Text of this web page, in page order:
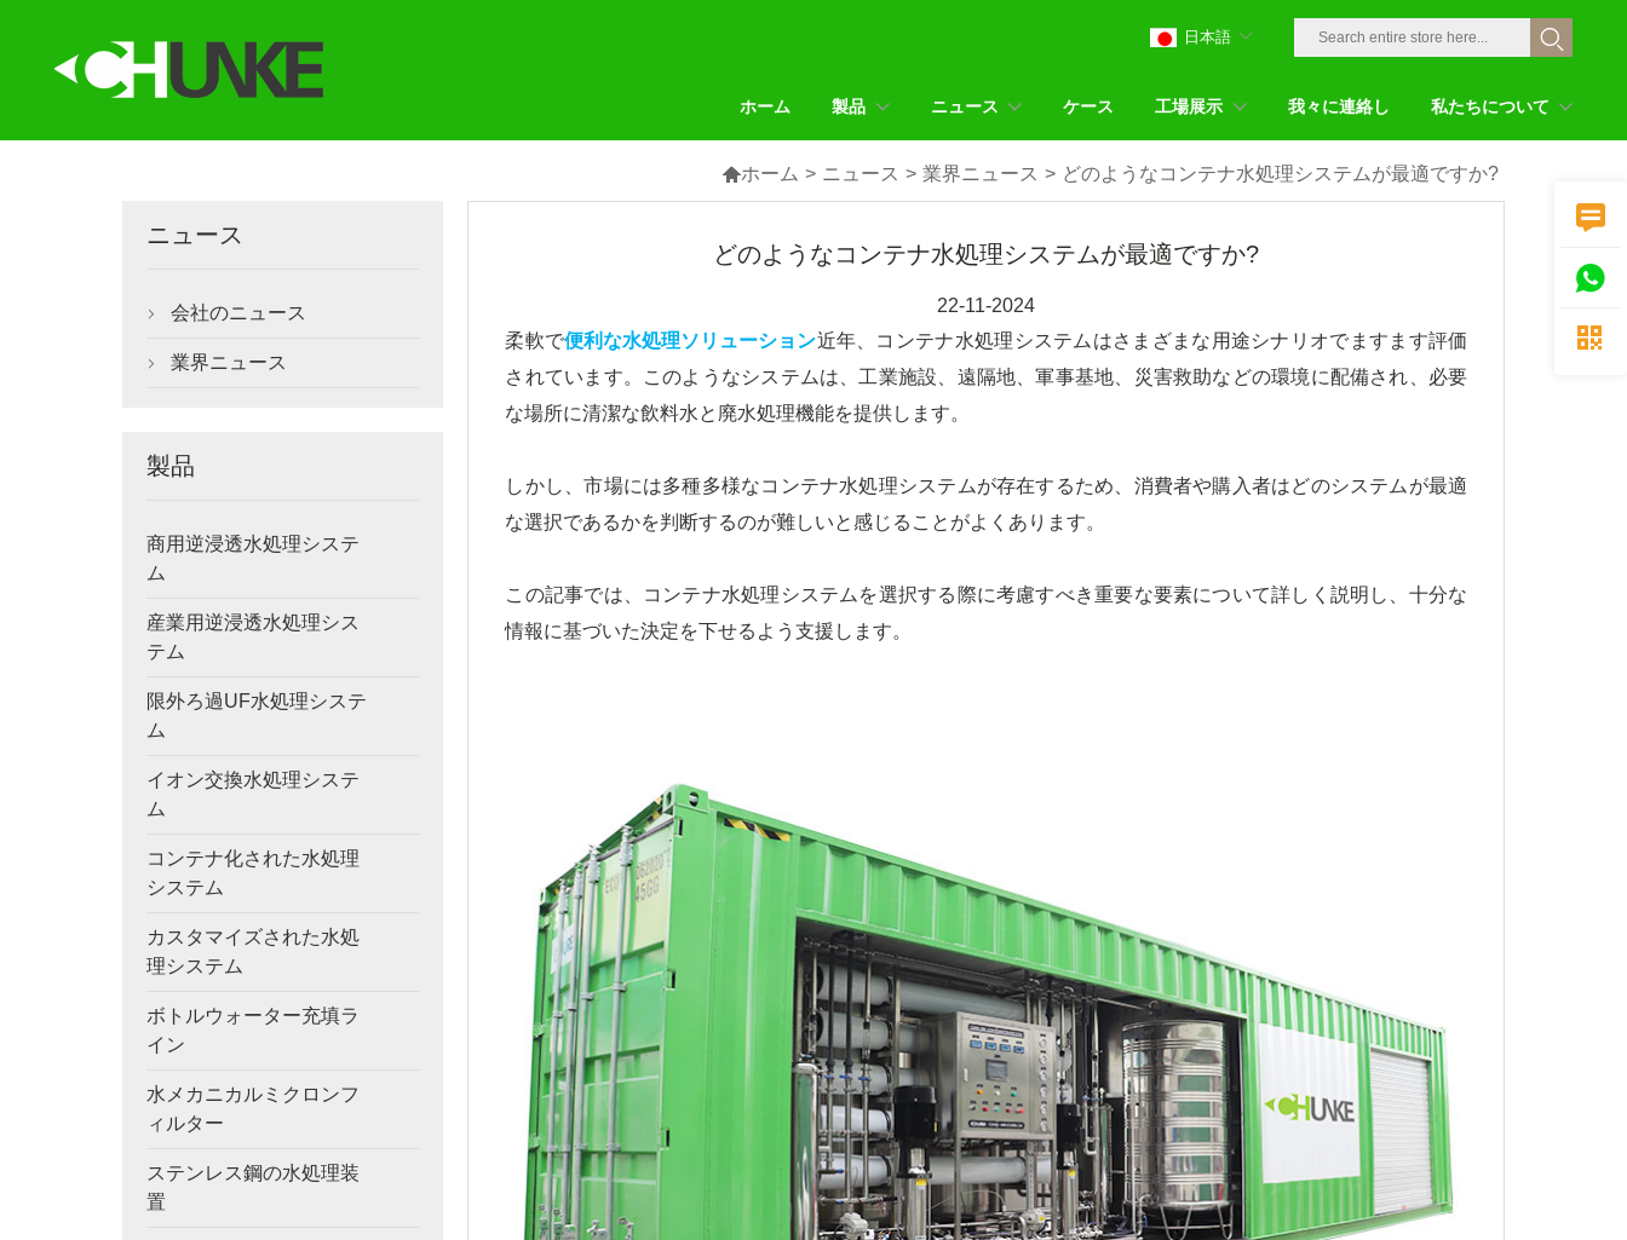
ホーム 製品 ニュース ケース 工場展示 我々に連絡し 私たちについて
日本語
ホーム > ニュース > 業界ニュース > どのようなコンテナ水処理システムが最適ですか?
ニュース
 会社のニュース
 業界ニュース
製品
商用逆浸透水処理システ
ム
産業用逆浸透水処理シス
テム
限外ろ過UF水処理システ
ム
イオン交換水処理システ
ム
コンテナ化された水処理
システム
カスタマイズされた水処
理システム
ボトルウォーター充填ラ
イン
水メカニカルミクロンフ
ィルター
ステンレス鋼の水処理装
置
どのようなコンテナ水処理システムが最適ですか?
22-11-2024
柔軟で便利な水処理ソリューション近年、コンテナ水処理システムはさまざまな用途シナリオでますます評価
されています。このようなシステムは、工業施設、遠隔地、軍事基地、災害救助などの環境に配備され、必要
な場所に清潔な飲料水と廃水処理機能を提供します。
しかし、市場には多種多様なコンテナ水処理システムが存在するため、消費者や購入者はどのシステムが最適
な選択であるかを判断するのが難しいと感じることがよくあります。
この記事では、コンテナ水処理システムを選択する際に考慮すべき重要な要素について詳しく説明し、十分な
情報に基づいた決定を下せるよう支援します。


